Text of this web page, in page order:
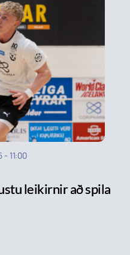
- 11:00
leikirnir að spila